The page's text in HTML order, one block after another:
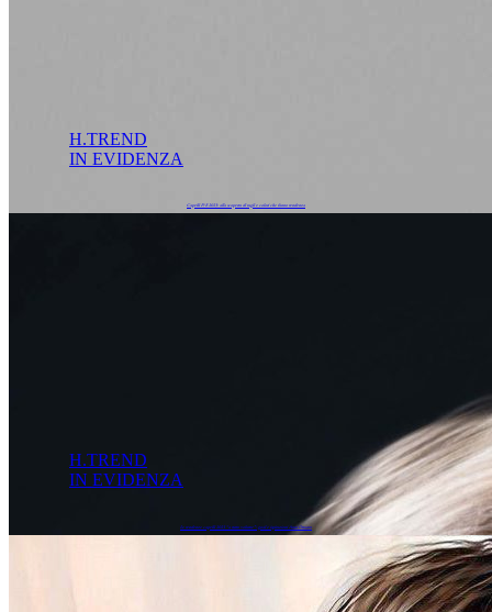
H.TREND
IN EVIDENZA
Capelli P/E 2023: alla scoperta di tagli e colori che fanno tendenza
H.TREND
IN EVIDENZA
Le tendenze capelli 2023 “a tutto volume”: goal e ispirazioni Anni Ottanta